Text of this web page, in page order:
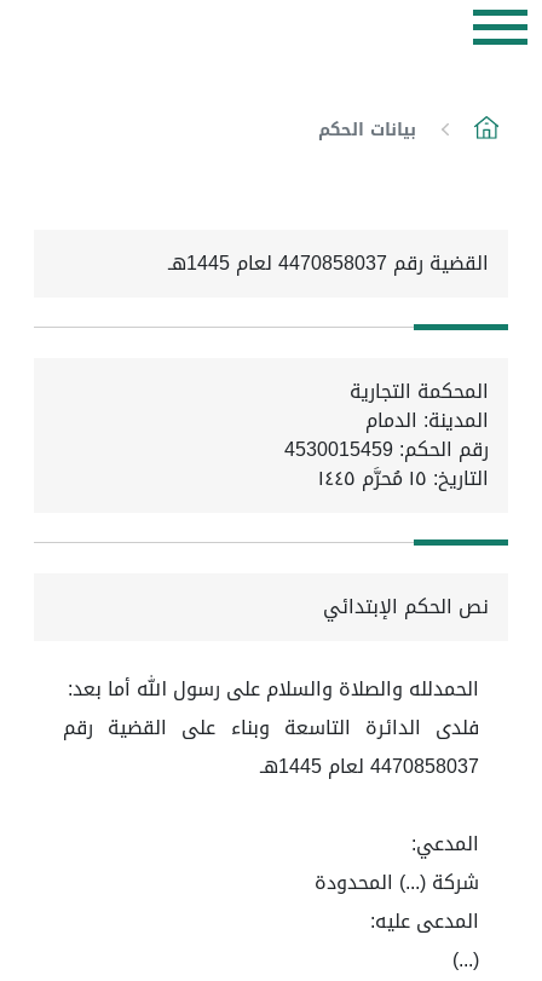
بيانات الحكم
القضية رقم 4470858037 لعام 1445هـ
المحكمة التجارية
المدينة: الدمام
رقم الحكم: 4530015459
التاريخ: ١٥ مُحرَّم ١٤٤٥
نص الحكم الإبتدائي
الحمدلله والصلاة والسلام على رسول الله أما بعد:
فلدى الدائرة التاسعة وبناء على القضية رقم
4470858037 لعام 1445هـ
المدعي:
شركة (...) المحدودة
المدعى عليه:
(...)